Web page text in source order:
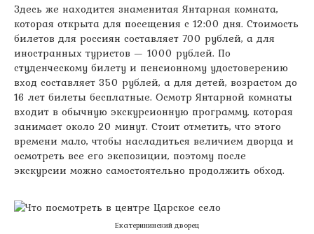
Здесь же находится знаменитая Янтарная комната,
которая открыта для посещения с 12:00 дня. Стоимость
билетов для россиян составляет 700 рублей, а для
иностранных туристов — 1000 рублей. По
студенческому билету и пенсионному удостоверению
вход составляет 350 рублей, а для детей, возрастом до
16 лет билеты бесплатные. Осмотр Янтарной комнаты
входит в обычную экскурсионную программу, которая
занимает около 20 минут. Стоит отметить, что этого
времени мало, чтобы насладиться величием дворца и
осмотреть все его экспозиции, поэтому после
экскурсии можно самостоятельно продолжить обход.
Екатерининский дворец